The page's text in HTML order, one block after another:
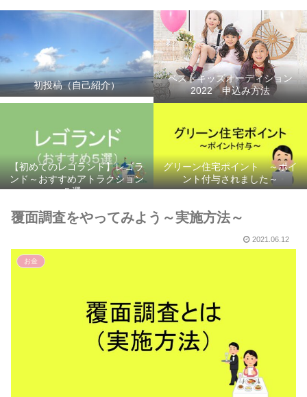
初投稿（自己紹介）
ベストキッズオーディション
2022 申込み方法
【初めてのレゴランド】レゴラ
ンド～おすすめアトラクション
５選～
グリーン住宅ポイント ～ポイ
ント付与されました～
覆面調査をやってみよう～実施方法～
2021.06.12
お金